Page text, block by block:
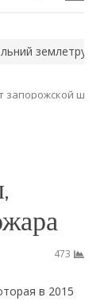
землетрус
запорожской
473
в 2015